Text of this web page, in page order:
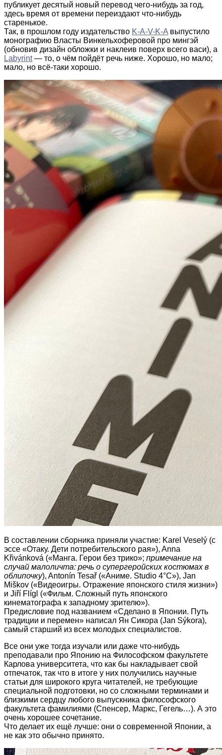
публикует десятый новый перевод чего-нибудь за год,
здесь время от времени переиздают что-нибудь
старенькое.
Так, в прошлом году издательство K-A-V-K-A выпустило
монографию Власты Винкельхоферовой про мингэй
(обновив дизайн обложки и наклеив поверх всего васи), а
Labyrint— то, о чём пойдёт речь ниже. Хорошо, но мало;
мало, но всё-таки хорошо.
В составлении сборника приняли участие: Karel Veselý (с
эссе «Отаку. Дети потребительского рая»), Anna
Křivánková («Манга. Герои без трико»; примечание на
случай малоличта: речь о супергеройских костюмах в
облипочку), Antonín Tesař («Аниме. Studio 4°C»), Jan
Miškov («Видеоигры. Отражение японского стиля жизни»)
и Jiří Flígl («Фильм. Сложный путь японского
кинематографа к западному зрителю»).
Предисловие под названием «Сделано в Японии. Путь
традиции и перемен» написал Ян Сикора (Jan Sýkora),
самый старший из всех молодых специалистов.
Все они уже тогда изучали или даже что-нибудь
преподавали про Японию на Философском факультете
Карлова университета, что как бы накладывает свой
отпечаток, так что в итоге у них получились научные
статьи для широкого круга читателей, не требующие
специальной подготовки, но со сложными терминами и
близкими сердцу любого выпускника философского
факультета фамилиями (Спенсер, Маркс, Гегель…). А это
очень хорошее сочетание.
Что делает их ещё лучше: они о современной Японии, а
не как это обычно принято.